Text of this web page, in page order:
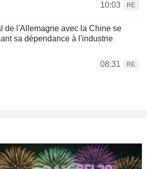
10:03
RE
de l'Allemagne avec la Chine se
sa dépendance à l'industrie
08:31
RE